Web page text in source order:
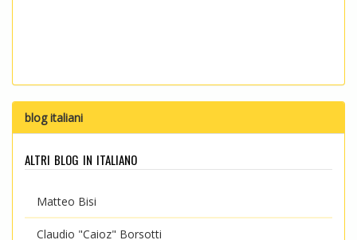
blog italiani
altri blog in italiano
Matteo Bisi
Claudio "Caioz" Borsotti